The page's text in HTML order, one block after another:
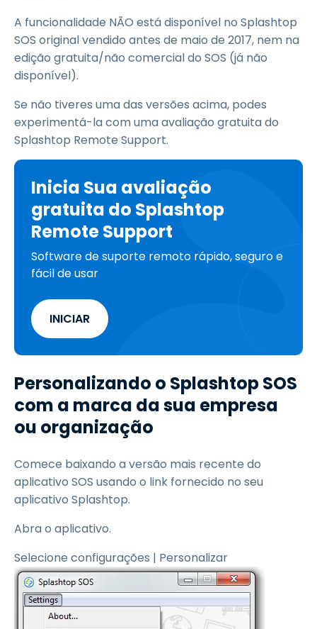
A funcionalidade NÃO está disponível no Splashtop
SOS original vendido antes de maio de 2017, nem na
edição gratuita/não comercial do SOS (já não
disponível).
Se não tiveres uma das versões acima, podes
experimentá-la com uma avaliação gratuita do
Splashtop Remote Support.
Inicia Sua avaliação
gratuita do Splashtop
Remote Support
Software de suporte remoto rápido, seguro e
fácil de usar
INICIAR
Personalizando o Splashtop SOS
com a marca da sua empresa
ou organização
Comece baixando a versão mais recente do
aplicativo SOS usando o link fornecido no seu
aplicativo Splashtop.
Abra o aplicativo.
Selecione configurações | Personalizar